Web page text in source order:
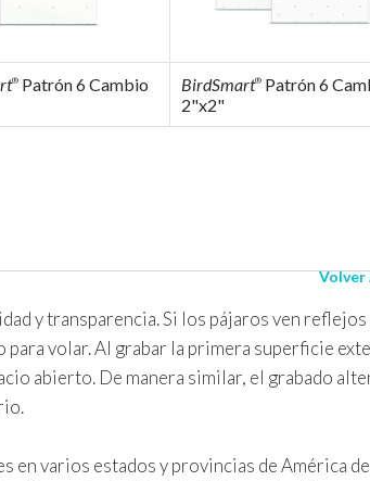
® Patrón 6 Cambio
BirdSmart® Patrón 6
2"x2"
Volver
y transparencia. Si los pájaros ven reflejos
volar. Al grabar la primera superficie
abierto. De manera similar, el grabado
en varios estados y provincias de América